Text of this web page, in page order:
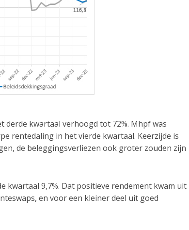
derde kwartaal verhoogd tot 72%. Mhpf was
rentedaling in het vierde kwartaal. Keerzijde is
de beleggingsverliezen ook groter zouden zijn
kwartaal 9,7%. Dat positieve rendement kwam uit
en voor een kleiner deel uit goed